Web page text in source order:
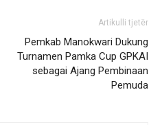
Artikulli tjetër
Pemkab Manokwari Dukung
Turnamen Pamka Cup GPKAI
sebagai Ajang Pembinaan
Pemuda